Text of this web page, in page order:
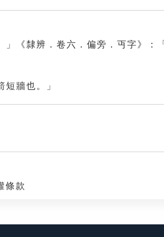
《隸辨．卷六．偏旁．丏字》：
牆也。」
條款